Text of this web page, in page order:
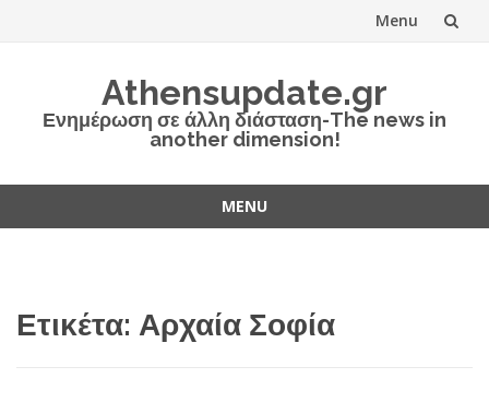
Menu
Athensupdate.gr
Ενημέρωση σε άλλη διάσταση-The news in
another dimension!
MENU
Ετικέτα: Αρχαία Σοφία